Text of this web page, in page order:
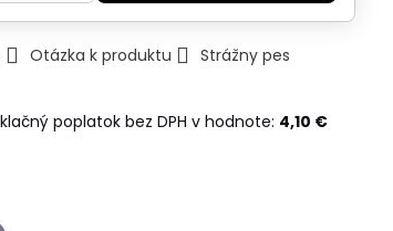
Otázka k produktu
Strážny pes
poplatok bez DPH v hodnote: 4,10 €